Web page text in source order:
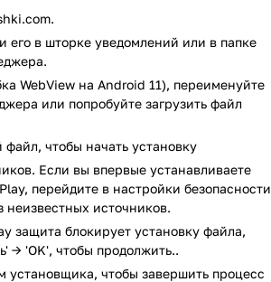
беспрепятственно после смены IP-
соединения;
пользователей;
используются протоколы IPsec.
доступа к корпоративной сети в
устройство.
в шторке уведомлений или в папке
WebView на Android 11), переименуйте
или попробуйте загрузить файл
чтобы начать установку
Если вы впервые устанавливаете
перейдите в настройки безопасности
неизвестных источников.
защита блокирует установку файла,
→ 'OK', чтобы продолжить..
установщика, чтобы завершить процесс